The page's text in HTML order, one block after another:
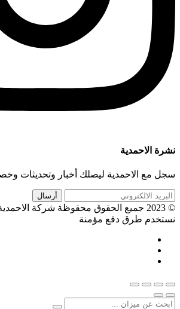
نشرة الاحمدية
سجل مع الاحمدية ليصلك أخبار وتحديثات
© 2023 جميع الحقوق محقوظة شركة الاحمدية للموازين
نستخدم طرق دفع مؤمنة